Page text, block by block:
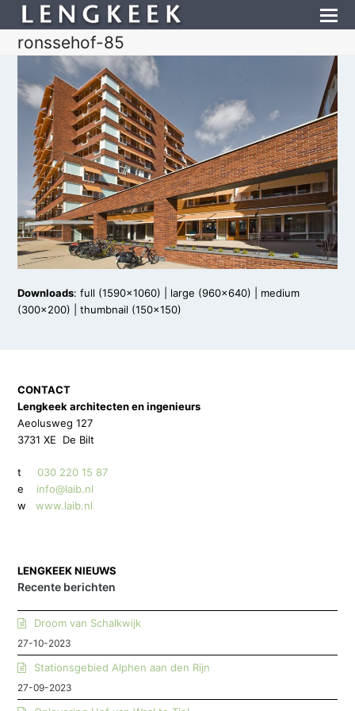
ronssehof-85
Downloads:full (1590x1060) large (960x640)
medium
(300x200) |thumbnail (150x150)
CONTACT
Lengkeek architecten en ingenieurs
Aeolusweg 127
3731 XE De Bilt
t030 220 15 87
e info@laib.nl
w
www.laib.nl
LENGKEEK NIEUWS
Recente berichten
Droom van Schalkwijk
27-10-2023
Stationsgebied Alphen aan den Rijn
27-09-2023